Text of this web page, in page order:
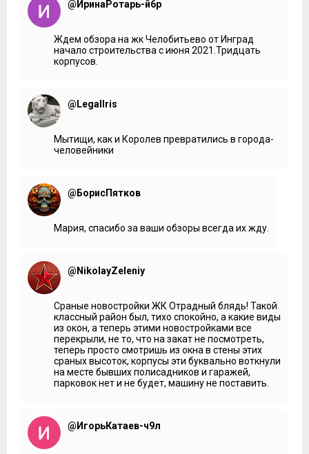
@ИринаРотарь-й6р
Ждем обзора на жк Челобитьево от Инград
начало строительства с июня 2021.Тридцать
корпусов.
@LegalIris
Мытищи, как и Королев превратились в города-
человейники
@БорисПятков
Мария, спасибо за ваши обзоры всегда их жду.
@NikolayZeleniy
Сраные новостройки ЖК Отрадный блядь! Такой
классный район был, тихо спокойно, а какие виды
из окон, а теперь этими новостройками все
перекрыли, не то, что на закат не посмотреть,
теперь просто смотришь из окна в стены этих
сраных высоток, корпусы эти буквально воткнули
на месте бывших полисадников и гаражей,
парковок нет и не будет, машину не поставить.
@ИгорьКатаев-ч9л